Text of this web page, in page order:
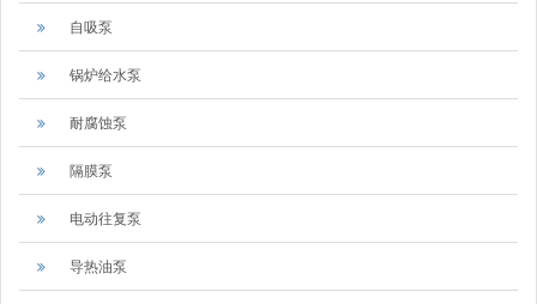
自吸泵
锅炉给水泵
耐腐蚀泵
隔膜泵
电动往复泵
导热油泵